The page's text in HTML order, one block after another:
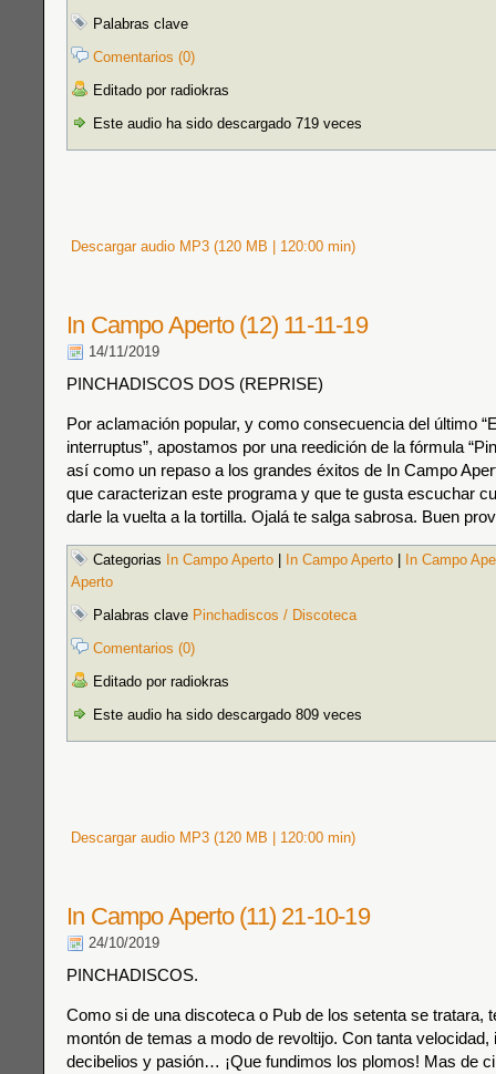
Palabras clave
Comentarios (0)
Editado por radiokras
Este audio ha sido descargado 719 veces
Descargar audio MP3 (120 MB | 120:00 min)
In Campo Aperto (12) 11-11-19
14/11/2019
PINCHADISCOS DOS (REPRISE)
Por aclamación popular, y como consecuencia del último
interruptus”, apostamos por una reedición de la fórmula
así como un repaso a los grandes éxitos de In Campo
que caracterizan este programa y que te gusta escuchar
darle la vuelta a la tortilla. Ojalá te salga sabrosa. Buen
Categorias In Campo Aperto In Campo Aperto
In Campo
Aperto
Palabras clave Pinchadiscos / Discoteca
Comentarios (0)
Editado por radiokras
Este audio ha sido descargado 809 veces
Descargar audio MP3 (120 MB | 120:00 min)
In Campo Aperto (11) 21-10-19
24/10/2019
PINCHADISCOS.
Como si de una discoteca o Pub de los setenta se tratara,
montón de temas a modo de revoltijo. Con tanta velocidad,
decibelios y pasión… ¡Que fundimos los plomos! Mas de